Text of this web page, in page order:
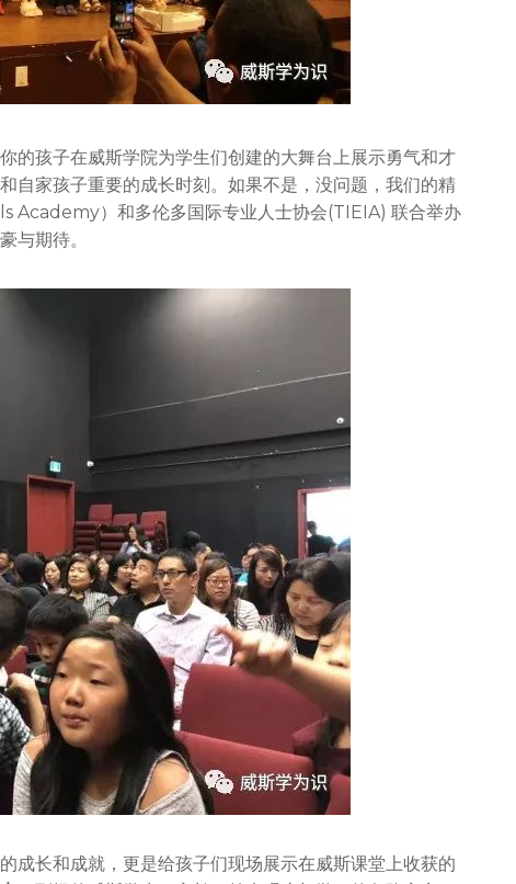
过
提
升
孩
子
能
力
和
的孩子在威斯学院为学生们创建的大舞台上展示勇气和才
自家孩子重要的成长时刻。如果不是，没问题，我们的精
Academy）和多伦多国际专业人士协会(TIEIA) 联合举办
与期待。
成长和成就，更是给孩子们现场展示在威斯课堂上收获的